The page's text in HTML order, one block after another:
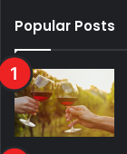
Popular Posts